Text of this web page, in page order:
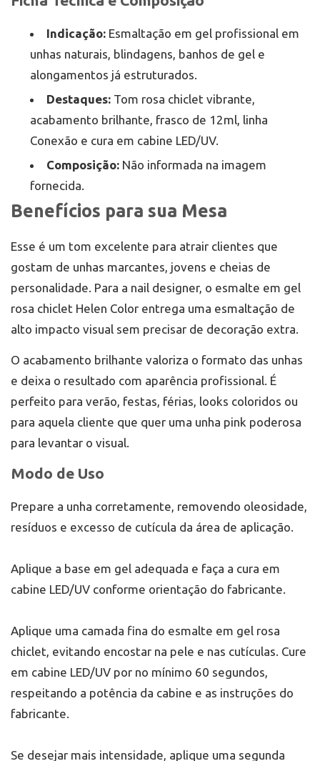
Indicação: Esmaltação em gel profissional em
unhas naturais, blindagens, banhos de gel e
alongamentos já estruturados.
Destaques: Tom rosa chiclet vibrante,
acabamento brilhante, frasco de 12ml, linha
Conexão e cura em cabine LED/UV.
Composição: Não informada na imagem
fornecida.
Benefícios para sua Mesa
Esse é um tom excelente para atrair clientes que
gostam de unhas marcantes, jovens e cheias de
personalidade. Para a nail designer, o esmalte em gel
rosa chiclet Helen Color entrega uma esmaltação de
alto impacto visual sem precisar de decoração extra.
O acabamento brilhante valoriza o formato das unhas
e deixa o resultado com aparência profissional. É
perfeito para verão, festas, férias, looks coloridos ou
para aquela cliente que quer uma unha pink poderosa
para levantar o visual.
Modo de Uso
Prepare a unha corretamente, removendo oleosidade,
resíduos e excesso de cutícula da área de aplicação.
Aplique a base em gel adequada e faça a cura em
cabine LED/UV conforme orientação do fabricante.
Aplique uma camada fina do esmalte em gel rosa
chiclet, evitando encostar na pele e nas cutículas. Cure
em cabine LED/UV por no mínimo 60 segundos,
respeitando a potência da cabine e as instruções do
fabricante.
Se desejar mais intensidade, aplique uma segunda